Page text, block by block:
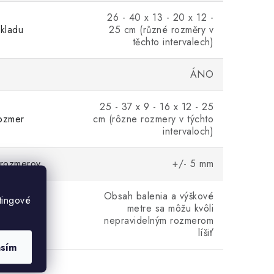
26 - 40 x 13 - 20 x 12 -
25 cm (různé rozměry v
těchto intervalech)
ÁNO
25 - 37 x 9 - 16 x 12 - 25
cm (rôzne rozmery v týchto
intervaloch)
+/- 5 mm
Obsah balenia a výškové
metre sa môžu kvôli
nepravidelným rozmerom
líšiť